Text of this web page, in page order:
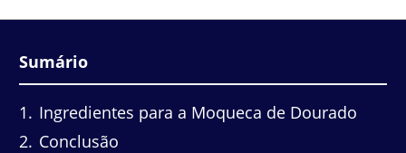
Sumário
1
Ingredientes para a Moqueca de Dourado
2 Conclusão